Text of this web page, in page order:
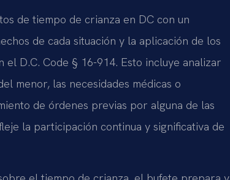
de tiempo de crianza en DC con un
de cada situación y la aplicación de los
D.C. Code § 16-914. Esto incluye analizar
menor, las necesidades médicas o
de órdenes previas por alguna de las
la participación continua y significativa de